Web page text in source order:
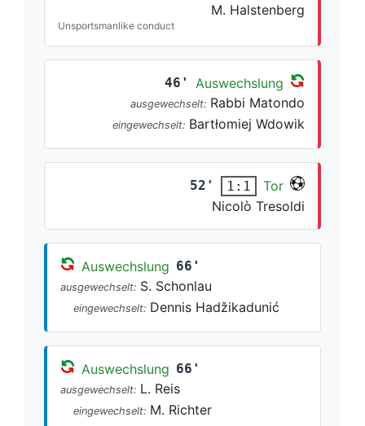
M. Halstenberg
Unsportsmanlike conduct
46' Auswechslung
ausgewechselt: Rabbi Matondo
eingewechselt: Bartłomiej Wdowik
52' 1:1
Tor
Nicolò Tresoldi
Auswechslung 66'
ausgewechselt: S. Schonlau
eingewechselt: Dennis Hadžikadunić
Auswechslung 66'
ausgewechselt: L. Reis
eingewechselt: M. Richter